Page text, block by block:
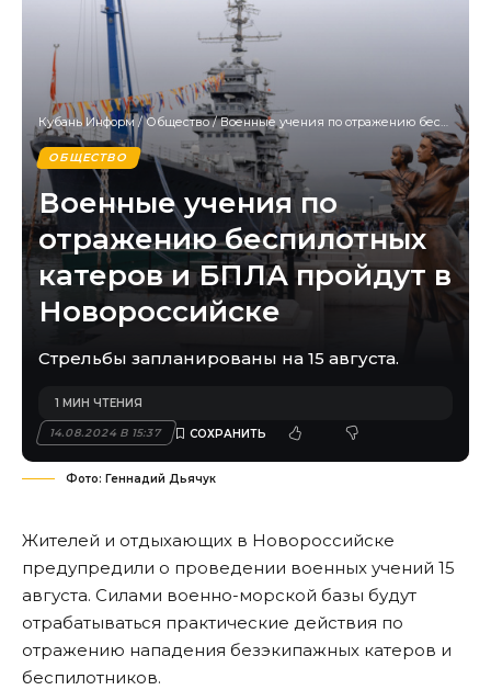
Кубань Информ /Общество/Военные учения по отражению беспилотных катеров и БПЛА пройдут в Новороссийске
ОБЩЕСТВО
Военные учения по
отражению беспилотных
катеров и БПЛА пройдут в
Новороссийске
Стрельбы запланированы на 15 августа.
14.08.2024 В 15:37
1 МИН ЧТЕНИЯ
Фото: Геннадий Дьячук
Жителей и отдыхающих в Новороссийске
предупредили о проведении военных учений 15
августа. Силами военно-морской базы будут
отрабатываться практические действия по
отражению нападения безэкипажных катеров и
беспилотников.